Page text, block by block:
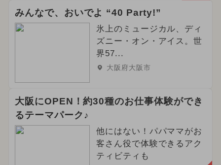
みんなで、おいでよ “40 Party!”
氷上のミュージカル、ディ
ズニー・オン・アイス。世
界57...
大阪府大阪市
大阪にOPEN！約30種のお仕事体験ができ
るテーマパーク♪
他にはない！パパママがお
客さん役で体験できるアク
ティビティも